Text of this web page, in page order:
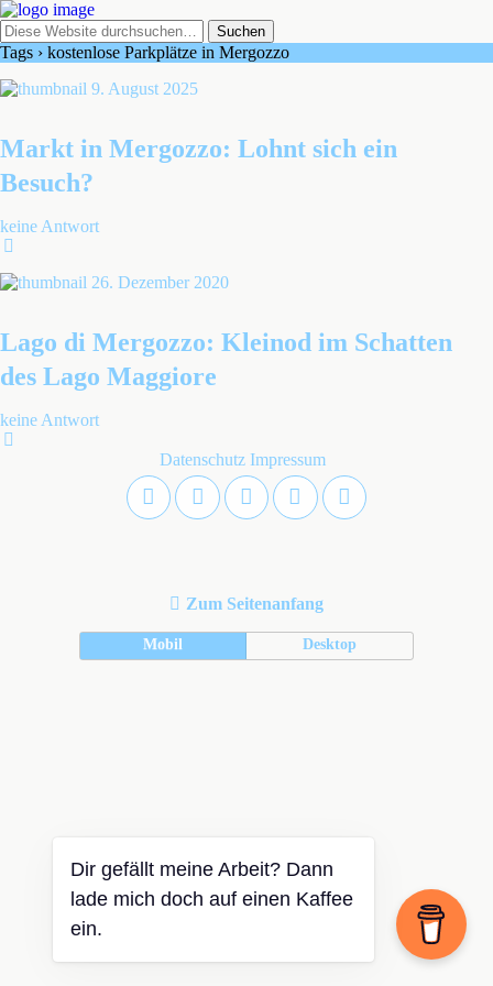
Tags › kostenlose Parkplätze in Mergozzo
9. August 2025
Markt in Mergozzo: Lohnt sich ein
Besuch?
keine Antwort
26. Dezember 2020
Lago di Mergozzo: Kleinod im Schatten
des Lago Maggiore
keine Antwort
Datenschutz Impressum
Zum Seitenanfang
Mobil Desktop
Dir gefällt meine Arbeit? Dann
lade mich doch auf einen Kaffee
ein.